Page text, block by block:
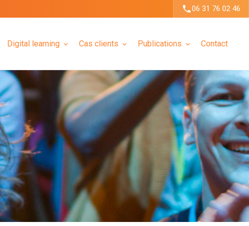
06 31 76 02 46
Digital learning Cas clients Publications Contact